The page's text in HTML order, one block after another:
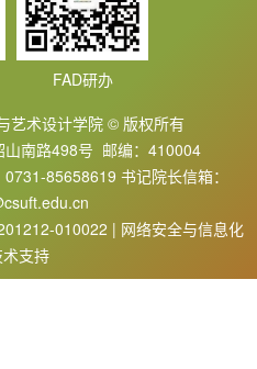
FAD研办
艺术设计学院 © 版权所有
山南路498号 邮编：410004
85658619 书记院长信箱：
010022 | 网络安全与信息化
支持